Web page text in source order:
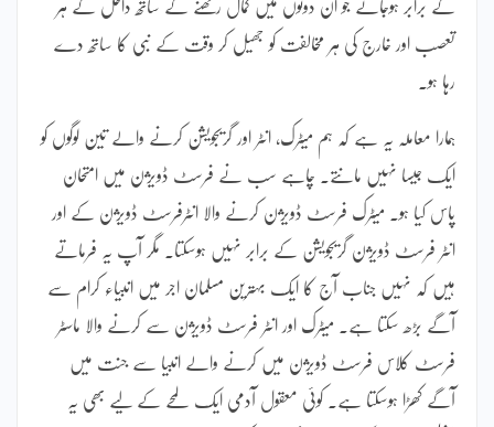
کے برابر ہوجائے جو ان دونوں میں کمال رکھنے کے ساتھ داخل کے ہر
تعصب اور خارج کی ہر مخالفت کو جھیل کر وقت کے نبی کا ساتھ دے
رہا ہو۔
ہمارا معاملہ یہ ہے کہ ہم میٹرک، انٹر اور گریجویشن کرنے والے تین لوگوں کو
ایک جیسا نہیں مانتے۔ چاہے سب نے فرسٹ ڈویژن میں امتحان
پاس کیا ہو۔ میٹرک فرسٹ ڈویژن کرنے والا انٹرفرسٹ ڈویژن کے اور
انٹر فرسٹ ڈویژن گریجویشن کے برابر نہیں ہوسکتا۔ مگر آپ یہ فرماتے
ہیں کہ نہیں جناب آج کا ایک بہترین مسلمان اجر میں انبیاء کرام سے
آگے بڑھ سکتا ہے۔ میٹرک اور انٹر فرسٹ ڈویژن سے کرنے والا ماسٹر
فرسٹ کلاس فرسٹ ڈویژن میں کرنے والے انبیا سے جنت میں
آگے کھڑا ہوسکتا ہے۔ کوئی معقول آدمی ایک لمحے کے لیے بھی یہ